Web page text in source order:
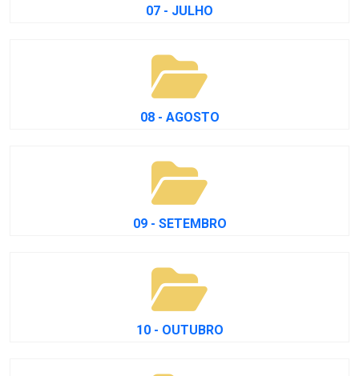
07 - JULHO
08 - AGOSTO
09 - SETEMBRO
10 - OUTUBRO